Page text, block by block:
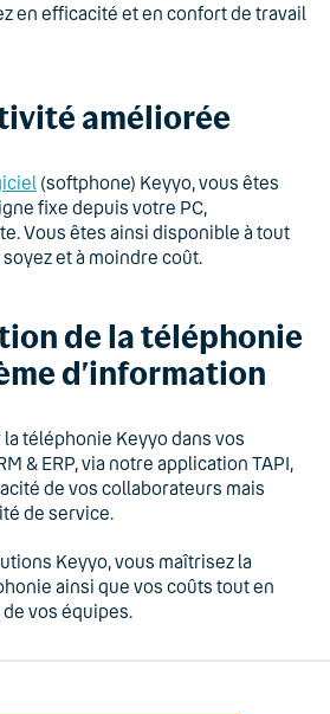
en efficacité et en confort de travail
améliorée
(softphone) Keyyo, vous êtes
fixe depuis votre PC,
Vous êtes ainsi disponible à tout
et à moindre coût.
de la téléphonie
d’information
téléphonie Keyyo dans vos
& ERP, via notre application TAPI,
de vos collaborateurs mais
de service.
Keyyo, vous maîtrisez la
ainsi que vos coûts tout en
vos équipes.